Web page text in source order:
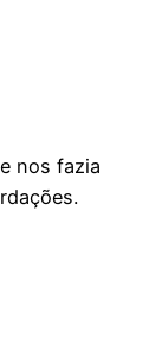
nos fazia